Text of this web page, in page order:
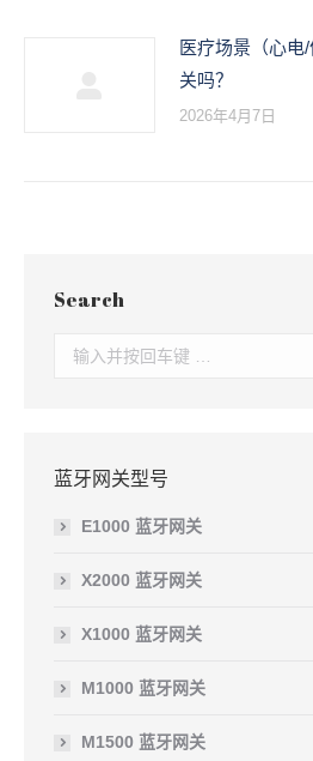
医疗场景（心电
关吗？
2026年4月7日
Search
Search:
蓝牙网关型号
E1000 蓝牙网关
X2000 蓝牙网关
X1000 蓝牙网关
M1000 蓝牙网关
M1500 蓝牙网关